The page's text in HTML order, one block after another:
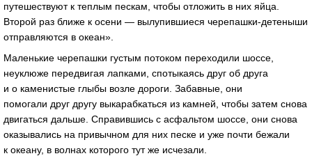
путешествуют к теплым пескам, чтобы отложить в них яйца.
Второй раз ближе к осени — вылупившиеся черепашки-детеныши
отправляются в океан».
Маленькие черепашки густым потоком переходили шоссе,
неуклюже передвигая лапками, спотыкаясь друг об друга
и о каменистые глыбы возле дороги. Забавные, они
помогали друг другу выкарабкаться из камней, чтобы затем снова
двигаться дальше. Справившись с асфальтом шоссе, они снова
оказывались на привычном для них песке и уже почти бежали
к океану, в волнах которого тут же исчезали.